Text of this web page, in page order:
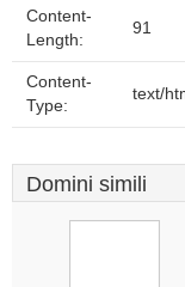
Content-
Length:
91
Content-
Type:
text/
Domini simili